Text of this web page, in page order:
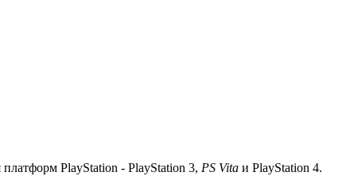
платформ PlayStation - PlayStation 3, PS Vita и PlayStation 4.